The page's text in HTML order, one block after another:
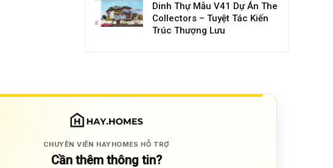
Dinh Thự Mẫu V41 Dự Án The
Collectors – Tuyệt Tác Kiến
Trúc Thượng Lưu
CHUYÊN VIÊN HAYHOMES HỖ TRỢ
Cần thêm thông tin?